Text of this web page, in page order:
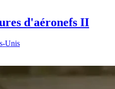
d'aéronefs II
Unis